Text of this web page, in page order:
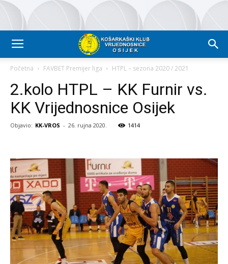
Početna FAVBET Premijer liga HTPL – sezona 2020 / 2021
2.kolo HTPL – KK Furnir vs.
KK Vrijednosnice Osijek
Objavio: KK-VROS - 26. rujna 2020. 1414